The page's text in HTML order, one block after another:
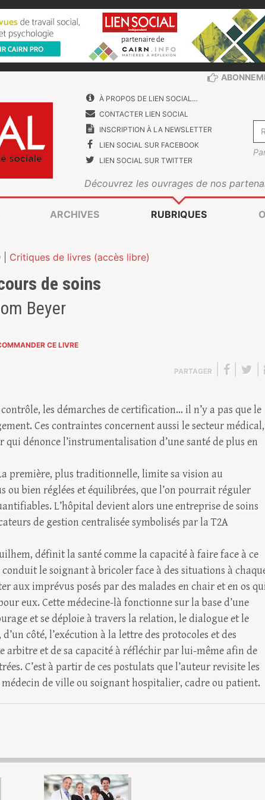
À PROPOS DE LIEN SOCIAL…
CONTACTER LIEN SOCIAL
INSCRIPTION À LA NEWSLETTER
LIEN SOCIAL SUR FACEBOOK
LIEN SOCIAL SUR TWITTER
Découvrez les ouvrages de nos
ARCHIVES RUBRIQUES
Critiques de livres (accès libre)
de soins
Beyer
CE LIVRE
PARTAGER
les démarches de certification… il n’y a pas que le
Ces contraintes concernent aussi le secteur médical,
dénonce l’instrumentalisation d’une santé de plus en
première, plus traditionnelle, limite sa vision au
bien réglées et équilibrées, que l’on pourrait réguler
L’hôpital devient alors une entreprise de soins
de gestion centralisée symbolisés par la T2A
définit la santé comme la capacité à faire face à ce
le soignant à bricoler face à des situations à
aux imprévus posés par des malades en chair et en os
eux. Cette médecine-là fonctionne sur la base d’une
et se déploie à travers la relation, le dialogue et le
côté, l’exécution à la lettre des protocoles et des
arbitre et de sa capacité à réfléchir par lui-même afin de
C’est à partir de ces postulats que l’auteur revisite les
de ville ou soignant hospitalier, cadre ou patient.